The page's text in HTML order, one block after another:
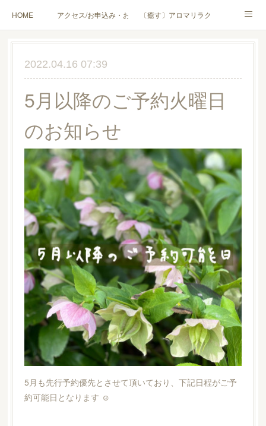
HOME アクセス/お申込み・お問合せ〔癒す〕アロマリラクゼーション
〔学ぶ〕AEAJ資格対応コース〔学ぶ〕トリートメント実技講座／介護アロマ講座
ハンモックよもぎ蒸し® HAMMOCK SAUNA® アカデミー厚木校
ハンモックタイ古式協会® 厚木校出張講座(個人／企業・団体)
Instagram コラム YouTube［アロマ・ハーブクラフト］
2022.04.16 07:39
5月以降のご予約火曜日
のお知らせ
5月も先行予約優先とさせて頂いており、下記日程がご予
約可能日となります ☺︎